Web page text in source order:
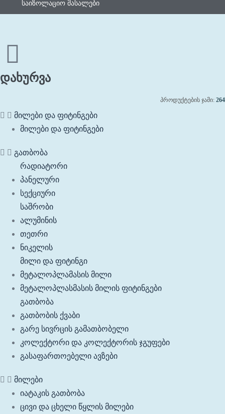
საიზოლაციო მასალები
დახურვა
პროდუქტების ჯამი: 264
მილები და ფიტინგები
მილები და ფიტინგები
გათბობა
რადიატორი
პანელური
სექციური
საშრობი
ალუმინის
თეთრი
ნიკელის
მილი და ფიტინგი
მეტალოპლამასის მილი
მეტალოპლასმასის მილის ფიტინგები
გათბობა
გათბობის ქვაბი
გარე სივრცის გამათბობელი
კოლექტორი და კოლექტორის ჯგუფები
გასაფართოებელი ავზები
მილები
იატაკის გათბობა
ცივი და ცხელი წყლის მილები